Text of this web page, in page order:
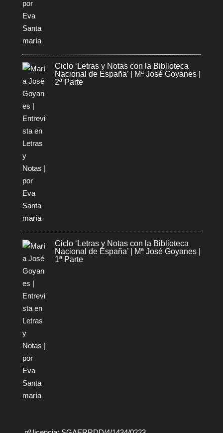
Ciclo ‘Letras y Notas con la Biblioteca
Nacional de España’ | Mª José Goyanes |
2ª Parte
Ciclo ‘Letras y Notas con la Biblioteca
Nacional de España’ | Mª José Goyanes |
1ª Parte